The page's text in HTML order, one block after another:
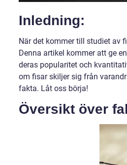
Inledning:
När det kommer till studiet av
Denna artikel kommer att ge
deras popularitet och
om fisar skiljer sig från
fakta. Låt oss börja!
Översikt över